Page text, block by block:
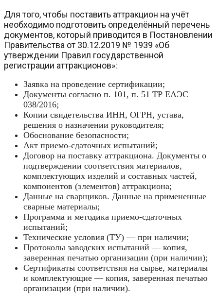
Для того, чтобы поставить аттракцион на учёт
необходимо подготовить определённый перечень
документов, который приводится в Постановлении
Правительства от 30.12.2019 № 1939 «Об
утверждении Правил государственной
регистрации аттракционов»:
Заявка на проведение сертификации;
Документы согласно п. 101, п. 51 ТР ЕАЭС
038/2016;
Копии свидетельства ИНН, ОГРН, устава,
решения о назначении руководителя;
Обоснование безопасности;
Акт приемо-сдаточных испытаний;
Договор на поставку аттракциона. Документы о
подтверждении соответствия материалов,
комплектующих изделий и составных частей,
компонентов (элементов) аттракциона;
Данные на сварщиков. Данные на примененные
сварные материалы;
Программа и методика приемо-сдаточных
испытаний;
Технические условия (ТУ) — при наличии;
Протоколы заводских испытаний — копия,
заверенная печатью организации (при наличии);
Сертификаты соответствия на сырье, материалы
и комплектующие — копия, заверенная печатью
организации (при наличии).